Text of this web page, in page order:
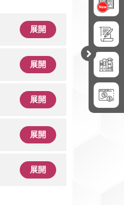
展開
展開
展開
展開
展開
開